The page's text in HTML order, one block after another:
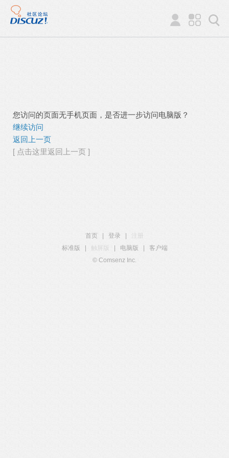
您访问的页面无手机页面，是否进一步访问电脑版？
继续访问
返回上一页
[ 点击这里返回上一页 ]
首页 登录
注册
标准版
触屏版 电脑版
客户端
© Comsenz Inc.